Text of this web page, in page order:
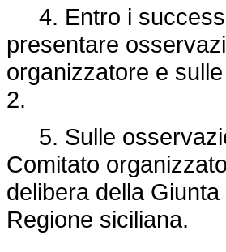
4. Entro i
presentare
organizzatore e
2.
5. Sulle
Comitato
delibera della
Regione siciliana.